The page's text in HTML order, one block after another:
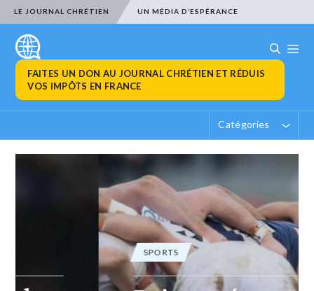
LE JOURNAL CHRÉTIEN UN MÉDIA D’ESPÉRANCE
FAITES UN DON AU JOURNAL CHRÉTIEN ET RÉDUIS
VOS IMPÔTS EN FRANCE
Catégories